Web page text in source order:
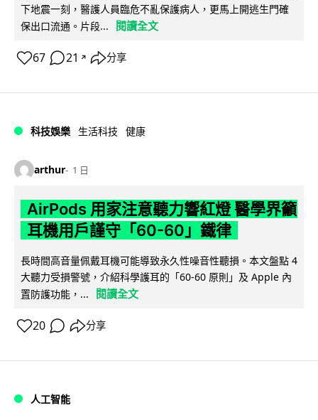
下地震一刻，醫護人員臨危不亂保護病人，更馬上開逃生門確
保出口流通。片段...
閱讀全文
67 21 ↗ 分享
科技娛樂 生活科技 健康
arthur 1 日
AirPods 用家注意聽力響紅燈 醫學界籲
耳機用戶謹守「60-60」鐵律
長時間高音量佩戴耳機可能導致永久性噪音性聽損。本文盤點 4
大聽力受損警號，介紹科學護耳的「60-60 原則」及 Apple 內
置防護功能，...
閱讀全文
20 分享
人工智能